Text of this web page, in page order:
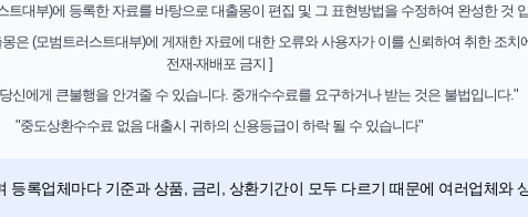
트대부)에 등록한 자료를 바탕으로 대출몽이 편집 및 그 표현방법을 수정하여 완성한 것
은 (모범트러스트대부)에 게재한 자료에 대한 오류와 사용자가 이를 신뢰하여 취한 조
전재-재배포 금지 ]
신에게 큰불행을 안겨줄 수 있습니다. 중개수수료를 요구하거나 받는 것은 불법입니다."
"중도상환수수료 없음 대출시 귀하의 신용등급이 하락 될 수 있습니다"
록업체마다 기준과 상품, 금리, 상환기간이 모두 다르기 때문에 여러업체와